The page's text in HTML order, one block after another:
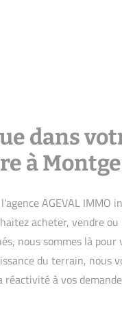
dans
à
AGEVAL IMMO
acheter, vendre
nous sommes là
du terrain, nous
à vos